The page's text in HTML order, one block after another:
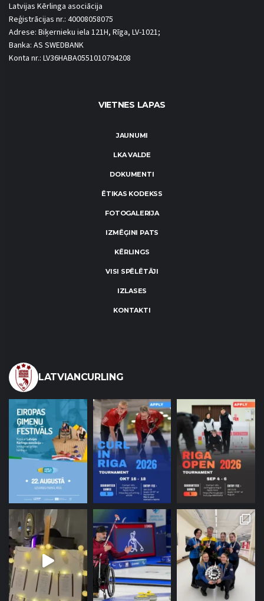
Latvijas Kērlinga asociācija
Reģistrācijas nr.: 40008058075
Adrese: Biķernieku iela 121H, Rīga, LV-1021;
Banka: AS SWEDBANK
Konta nr.: LV36HABA0551010794208
VIETNES LAPAS
JAUNUMI
LKA VALDE
DOKUMENTI
ĒTIKAS KODEKSS
FOTOGALERIJA
IZMĒĢINI PATS
KĒRLINGS
VISI SPĒLĒTĀJI
IZLASES
KONTAKTI
LATVIANCURLING